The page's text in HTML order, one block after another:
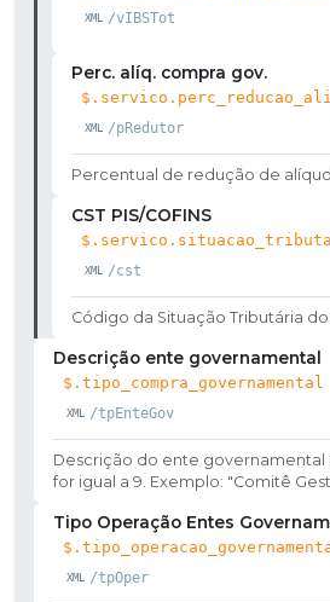
/vIBSTot
Perc. alíq. compra gov.
/pRedutor
Percentual de redução de
CST PIS/COFINS
/cst
Código da Situação Tributária do
Descrição ente governamental
$.tipo_compra_governamental
/tpEnteGov
Descrição do ente governamental
for igual a 9. Exemplo: "Comitê
Tipo Operação Entes
/tpOper